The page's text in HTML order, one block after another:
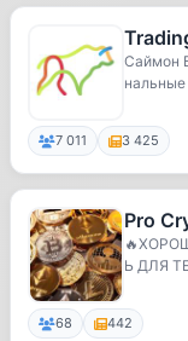
Саймон
7 011 3 425
Pro
Ь ДЛЯ
68 442